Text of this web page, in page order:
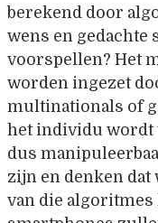
berekend door
wens en gedachte
voorspellen? Het
worden ingezet
multinationals of
het individu wordt
dus
zijn en denken dat
van die